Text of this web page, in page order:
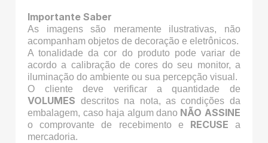
Importante Saber
As imagens são meramente ilustrativas, não
acompanham objetos de decoração e eletrônicos.
A tonalidade da cor do produto pode variar de
acordo a calibração de cores do seu monitor, a
iluminação do ambiente ou sua percepção visual.
O cliente deve verificar a quantidade de
VOLUMES descritos na nota, as condições da
embalagem, caso haja algum dano NÃO ASSINE
o comprovante de recebimento e RECUSE a
mercadoria.